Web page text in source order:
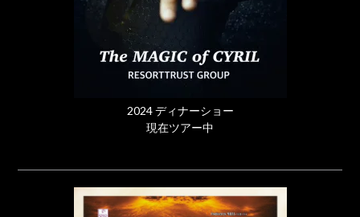
2024 ディナーショー
現在ツアー中